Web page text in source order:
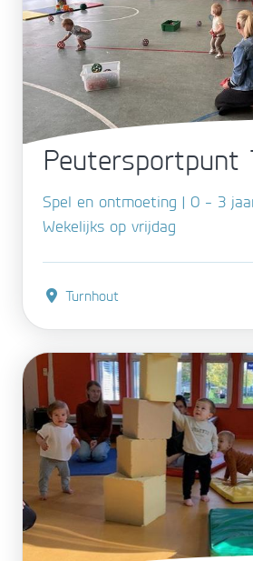
Peutersportpunt
Spel en ontmoeting | 0 - 3
Wekelijks op vrijdag
Turnhout